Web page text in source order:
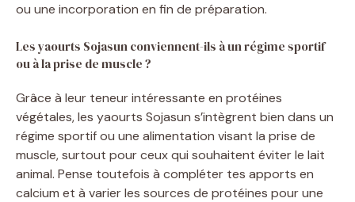
ou une incorporation en fin de préparation.
Les yaourts Sojasun conviennent-ils à un régime sportif
ou à la prise de muscle ?
Grâce à leur teneur intéressante en protéines
végétales, les yaourts Sojasun s’intègrent bien dans un
régime sportif ou une alimentation visant la prise de
muscle, surtout pour ceux qui souhaitent éviter le lait
animal. Pense toutefois à compléter tes apports en
calcium et à varier les sources de protéines pour une